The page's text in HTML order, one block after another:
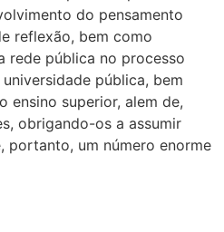
do pensamento
reflexão, bem como
rede pública no processo
pública, bem
ensino superior, alem de,
obrigando-os a assumir
portanto, um número enorme